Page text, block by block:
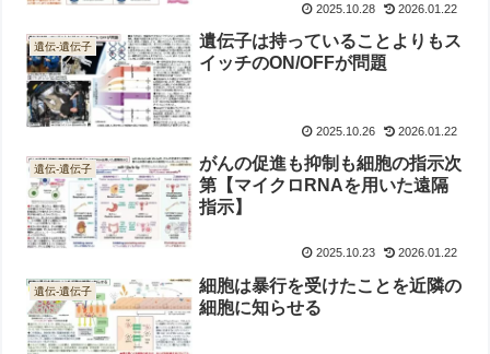
2025.10.28 2026.01.22
遺伝-遺伝子
遺伝子は持っていることよりもス
イッチのON/OFFが問題
2025.10.26 2026.01.22
遺伝-遺伝子
がんの促進も抑制も細胞の指示次
第【マイクロRNAを用いた遠隔
指示】
2025.10.23 2026.01.22
遺伝-遺伝子
細胞は暴行を受けたことを近隣の
細胞に知らせる